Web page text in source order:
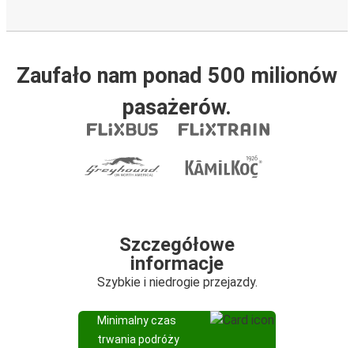
Zaufało nam ponad 500 milionów
pasażerów.
Szczegółowe
informacje
Szybkie i niedrogie przejazdy.
Minimalny czas
trwania podróży